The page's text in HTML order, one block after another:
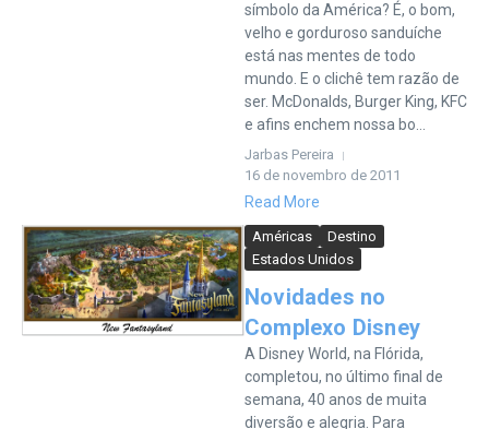
símbolo da América? É, o bom,
velho e gorduroso sanduíche
está nas mentes de todo
mundo. E o clichê tem razão de
ser. McDonalds, Burger King, KFC
e afins enchem nossa bo...
Jarbas Pereira
16 de novembro de 2011
Read More
Américas
Destino
Estados Unidos
Novidades no
Complexo Disney
A Disney World, na Flórida,
completou, no último final de
semana, 40 anos de muita
diversão e alegria. Para